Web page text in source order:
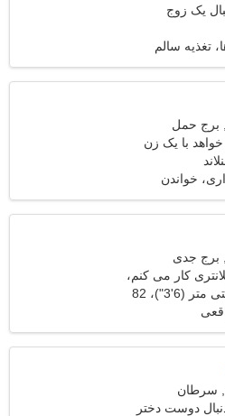
یک زوج
تغذیه سالم
با یک زن
30
خواندن
کار می کنم،
جذاب نیاز دارم189 سانتی متر (6'3")، 82
دوست دختر